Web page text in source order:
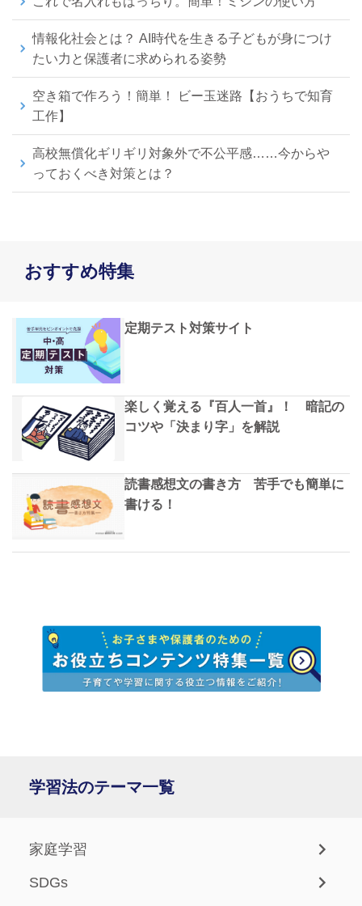
情報化社会とは？ AI時代を生きる子どもが身につけ
たい力と保護者に求められる姿勢
空き箱で作ろう！簡単！ ビー玉迷路【おうちで知育
工作】
高校無償化ギリギリ対象外で不公平感……今からや
っておくべき対策とは？
おすすめ特集
定期テスト対策サイト
楽しく覚える『百人一首』！ 暗記の
コツや「決まり字」を解説
読書感想文の書き方 苦手でも簡単に
書ける！
学習法のテーマ一覧
家庭学習
SDGs